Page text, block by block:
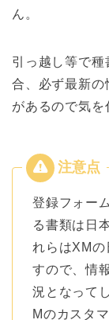
ん。
引っ越し等で
合、必ず最新の
があるので気を
登録フォー
る書類は日
れらはXMの
すので、情
況となって
Mのカスタ